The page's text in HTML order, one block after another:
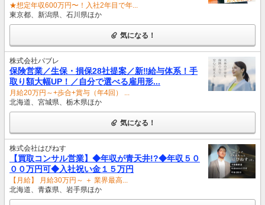
★想定年収600万円〜！入社2年目で年...
東京都、新潟県、石川県ほか
気になる！
株式会社パブレ
保険営業／生保・損保28社提案／新‼給与体系！手
取り額大幅UP！／自分で選べる雇用形...
月給20万円～+歩合+賞与（年4回） ...
北海道、宮城県、栃木県ほか
気になる！
株式会社はぴねす
【買取コンサル営業】◆年収が青天井!?◆年収５０
００万円可◆入社祝い金１５万円
【月給】 月給30万円～ ＋ 業界最高...
北海道、青森県、岩手県ほか